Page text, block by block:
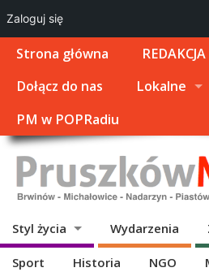
Strona główna REDAKCJA
Dołącz do nas
Lokalne
PM w POPRadiu
Styl życia Wydarzenia
Sport Historia NGO
Zaloguj się